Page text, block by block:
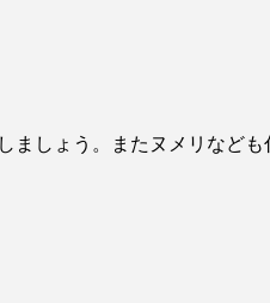
ましょう。またヌメリなど